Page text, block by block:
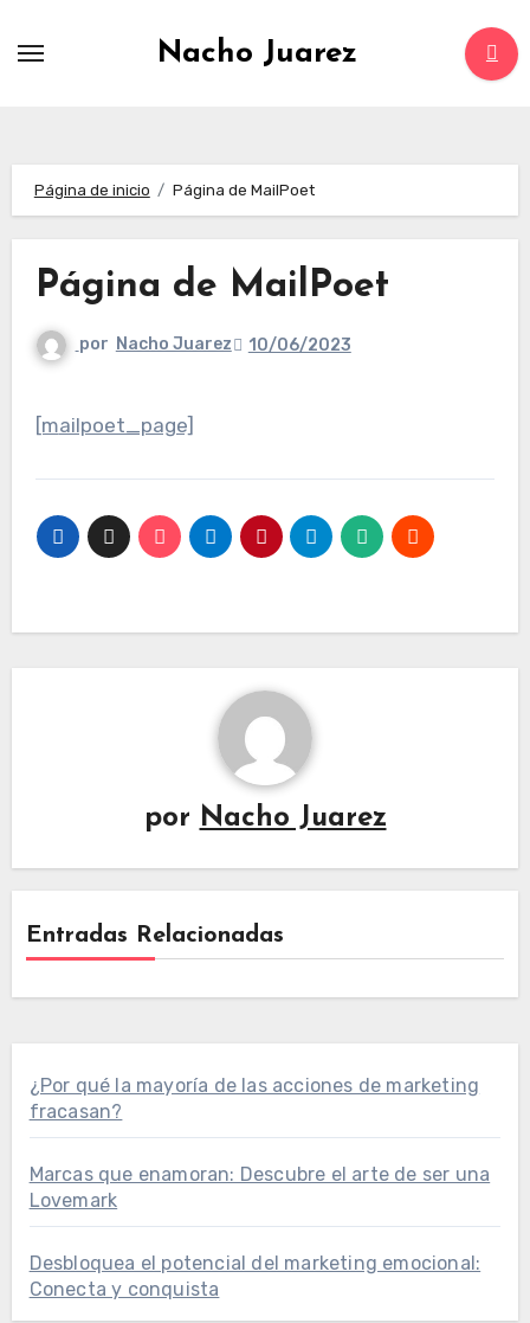
Nacho Juarez
Página de inicio Página de MailPoet
Página de MailPoet
por Nacho Juarez 10/06/2023
[mailpoet_page]
por Nacho Juarez
Entradas Relacionadas
¿Por qué la mayoría de las acciones de marketing
fracasan?
Marcas que enamoran: Descubre el arte de ser una
Lovemark
Desbloquea el potencial del marketing emocional:
Conecta y conquista